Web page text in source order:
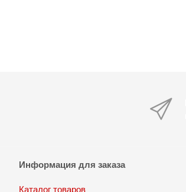
Информация для заказа
Каталог товаров